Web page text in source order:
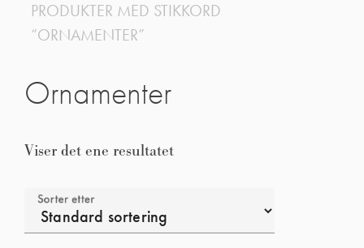
innholdPRODUKTER MED STIKKORD
“ORNAMENTER”
Ornamenter
Viser det ene resultatet
Sorter etter